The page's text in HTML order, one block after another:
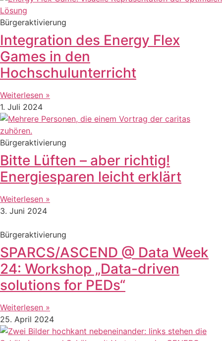
Bürgeraktivierung
Integration des Energy Flex
Games in den
Hochschulunterricht
Weiterlesen »
1. Juli 2024
Bürgeraktivierung
Bitte Lüften – aber richtig!
Energiesparen leicht erklärt
Weiterlesen »
3. Juni 2024
Bürgeraktivierung
SPARCS/ASCEND @ Data Week
24: Workshop „Data-driven
solutions for PEDs“
Weiterlesen »
25. April 2024